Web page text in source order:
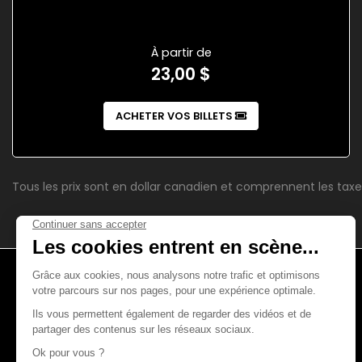
À partir de
23,00 $
ACHETER VOS BILLETS
Tous les prix sont en dollar canadien et comprennent les
4521, boul. Saint-Laurent